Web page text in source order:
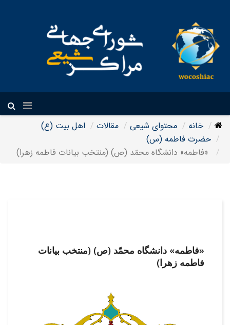
خانه محتوای شیعی مقالات
اهل بیت (ع)
حضرت فاطمه (س)
«فاطمه» دانشگاه محمّد (ص) (منتخب بیانات فاطمه زهرا)
«فاطمه» دانشگاه محمّد (ص) (منتخب بیانات
فاطمه زهرا)